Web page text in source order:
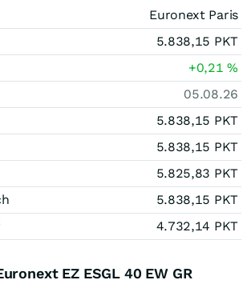
Euronext Paris
5.838,15 PKT
+0,21%
05.08.26
5.838,15 PKT
5.838,15 PKT
5.825,83 PKT
5.838,15 PKT
4.732,14 PKT
EZ ESGL 40 EW GR